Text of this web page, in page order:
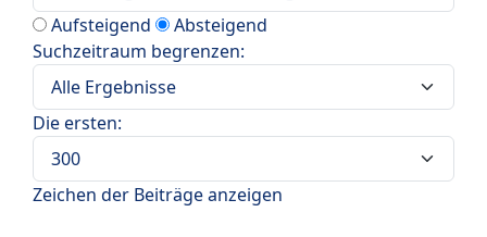
Aufsteigend
Absteigend
Suchzeitraum begrenzen:
Die ersten:
Zeichen der Beiträge anzeigen